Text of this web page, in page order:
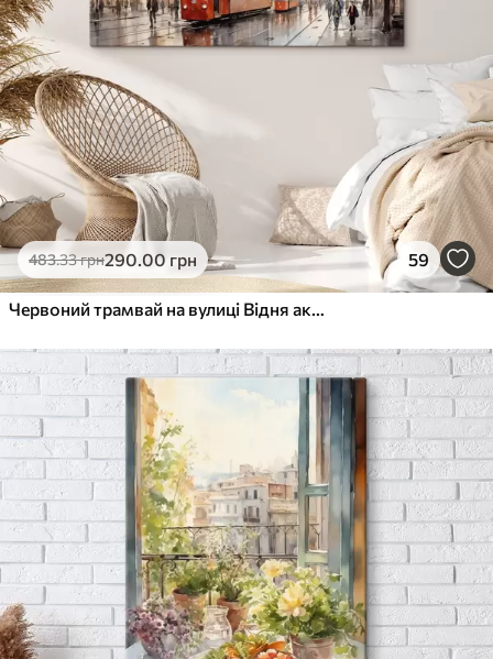
483.33грн290.00 грн 59
Червоний трамвай на вулиці Відня акварель